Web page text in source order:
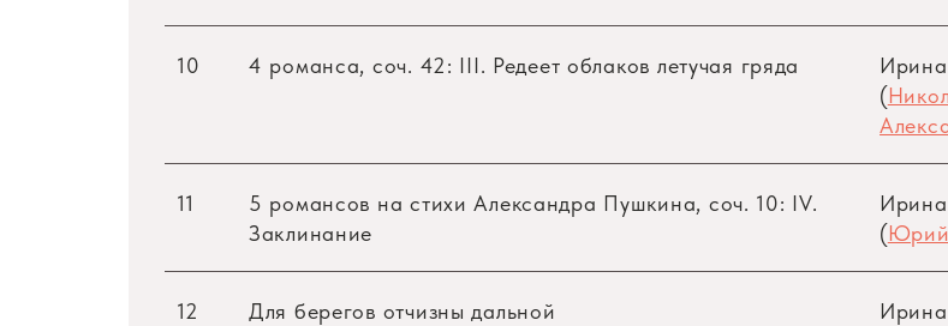
Имя замечательной советской певицы, народной артистки СССР, солистки
всем мире. Великолепный голос, сценическое обаяние,
«Это велика певица, величайшее меццо-сопрано…»; «У Ирины Архиповой
интерпретация каждой отдельной детали достигают абсолютного
«Архипова — высокоинтеллектуальная певица с тончайшим чувством
10 4 романса, соч. 42: III. Редеет облаков летучая гряда
Ирина
(
11
5 романсов на стихи Александра Пушкина, соч. 10: IV.
Заклинание
Ирина
(
12 Для берегов отчизны дальной
Ирина